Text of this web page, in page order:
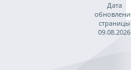
Дата
страницы
09.08.2026